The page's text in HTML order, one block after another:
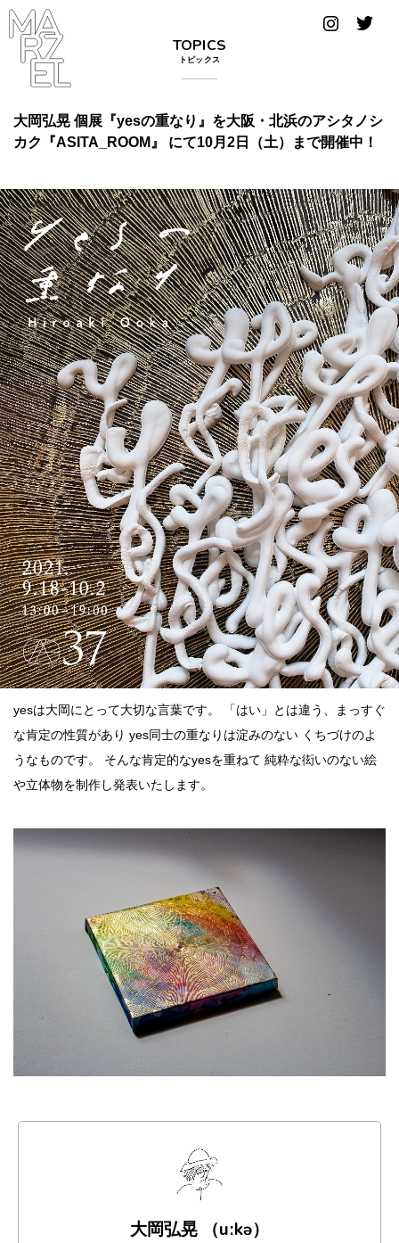
フィ
デザ
ナー
コンゴ
ブカ
ー
プール
スーツ
ンテ
ージ
写真
確認の
旅
古着
屋十四
才
叶える
阪
の文
化
とは応援
ること
するよう
りどり
文化
TOPICS
トピックス
大岡弘晃 個展『yesの重なり』を大阪・北浜のアシタノシ
カク『ASITA_ROOM』 にて10月2日（土）まで開催中！
yesは大岡にとって大切な言葉です。 「はい」とは違う、まっすぐ
な肯定の性質があり yes同士の重なりは淀みのない くちづけのよ
うなものです。 そんな肯定的なyesを重ねて 純粋な衒いのない絵
や立体物を制作し発表いたします。
大岡弘晃 （uːkə）